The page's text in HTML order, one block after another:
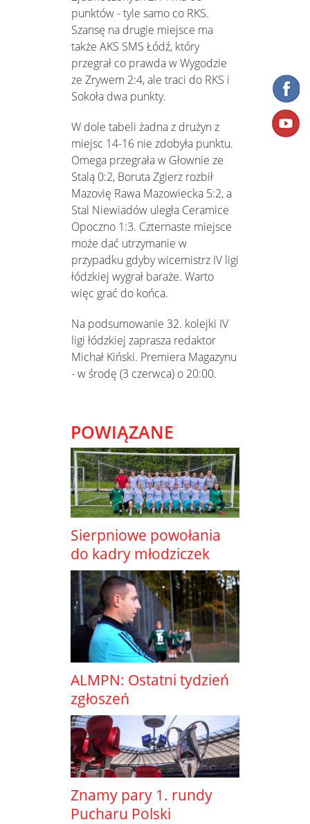
punktów - tyle samo co RKS.
Szansę na drugie miejsce ma
także AKS SMS Łódź, który
przegrał co prawda w Wygodzie
ze Zrywem 2:4, ale traci do RKS i
Sokoła dwa punkty.
W dole tabeli żadna z drużyn z
miejsc 14-16 nie zdobyła punktu.
Omega przegrała w Głownie ze
Stalą 0:2, Boruta Zgierz rozbił
Mazovię Rawa Mazowiecka 5:2, a
Stal Niewiadów uległa Ceramice
Opoczno 1:3. Czternaste miejsce
może dać utrzymanie w
przypadku gdyby wicemistrz IV ligi
łódzkiej wygrał baraże. Warto
więc grać do końca.
Na podsumowanie 32. kolejki IV
ligi łódzkiej zaprasza redaktor
Michał Kiński. Premiera Magazynu
- w środę (3 czerwca) o 20:00.
POWIĄZANE
Sierpniowe powołania
do kadry młodziczek
ALMPN: Ostatni tydzień
zgłoszeń
Znamy pary 1. rundy
Pucharu Polski